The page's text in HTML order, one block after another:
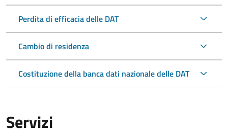
Perdita di efficacia delle DAT
Cambio di residenza
Costituzione della banca dati nazionale delle DAT
Servizi